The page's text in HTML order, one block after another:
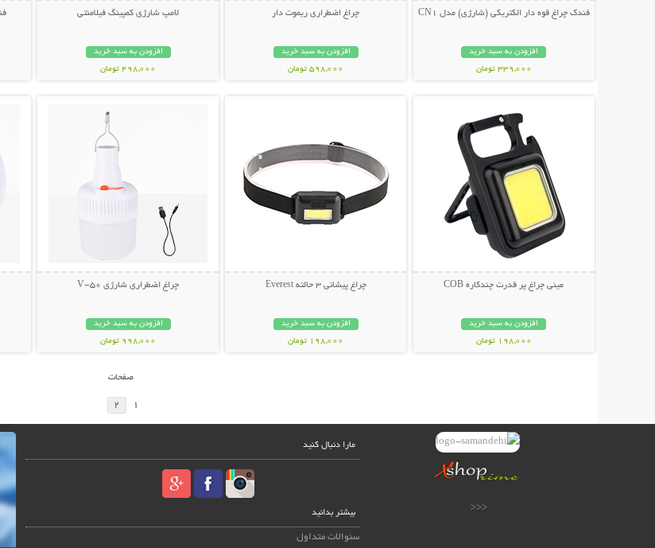
فندک چراغ قوه دار الکتریکی (شارژی) مدل CN1
افزودن به سبد خرید
339,000 تومان
چراغ اضطراری ریموت دار
افزودن به سبد خرید
598,000 تومان
لامپ شارژی کمپینگ فیلامنتی
افزودن به سبد خرید
498,000 تومان
مینی چراغ پر قدرت چندکاره COB
افزودن به سبد خرید
198,000 تومان
چراغ پیشانی 3 حالته Everest
افزودن به سبد خرید
198,000 تومان
چراغ اضطراری شارژی V-50
افزودن به سبد خرید
998,000 تومان
صفحات
1
2
<<<
مارا دنبال کنید
بیشتر بدانید
سئوالات متداول